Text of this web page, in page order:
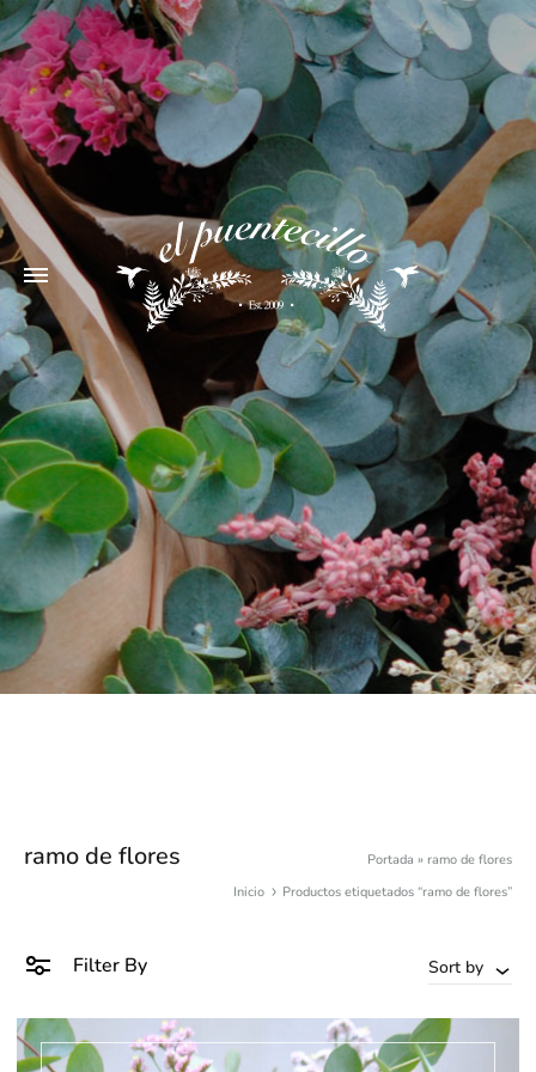
ramo de flores Portada » ramo de flores
Inicio
Productos etiquetados “ramo de flores”
Filter By Sort by